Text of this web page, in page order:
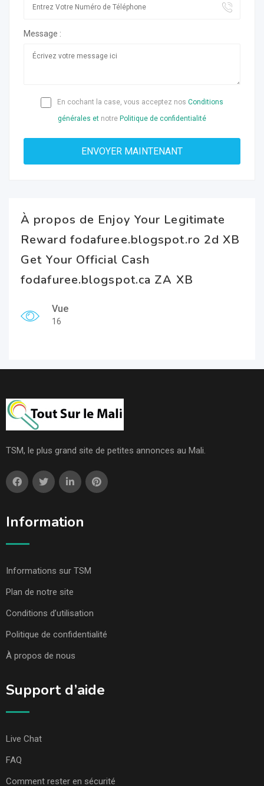
Message :
En cochant la case, vous acceptez nos Conditions
générales et notre Politique de confidentialité
À propos de Enjoy Your Legitimate
Reward fodafuree.blogspot.ro 2d XB
Get Your Official Cash
fodafuree.blogspot.ca ZA XB
Vue
16
TSM, le plus grand site de petites annonces au Mali.
Information
Informations sur TSM
Plan de notre site
Conditions d’utilisation
Politique de confidentialité
À propos de nous
Support d’aide
Live Chat
FAQ
Comment rester en sécurité